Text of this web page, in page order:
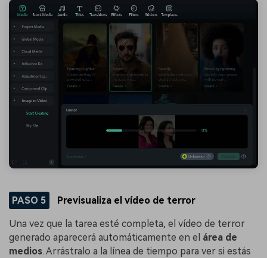
PASO 5 Previsualiza el vídeo de terror
Una vez que la tarea esté completa, el vídeo de terror
generado aparecerá automáticamente en el área de
medios. Arrástralo a la línea de tiempo para ver si estás